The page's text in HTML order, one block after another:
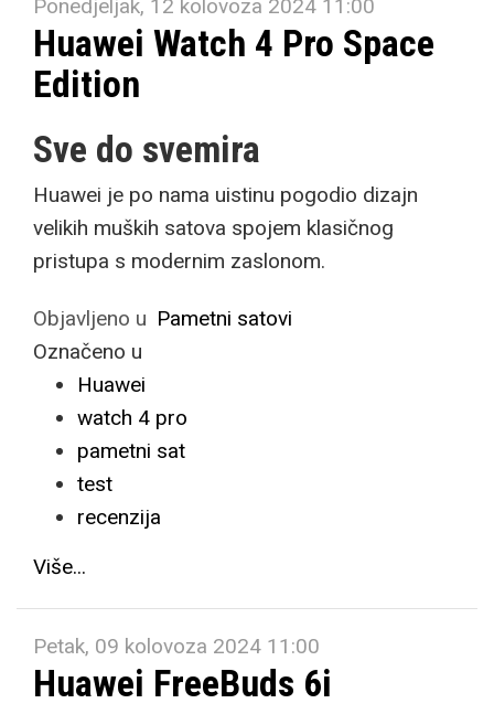
Ponedjeljak, 12 kolovoza 2024 11:00
Huawei Watch 4 Pro Space
Edition
Sve do svemira
Huawei je po nama uistinu pogodio dizajn
velikih muških satova spojem klasičnog
pristupa s modernim zaslonom.
Objavljeno u Pametni satovi
Označeno u
Huawei
watch 4 pro
pametni sat
test
recenzija
Više...
Petak, 09 kolovoza 2024 11:00
Huawei FreeBuds 6i